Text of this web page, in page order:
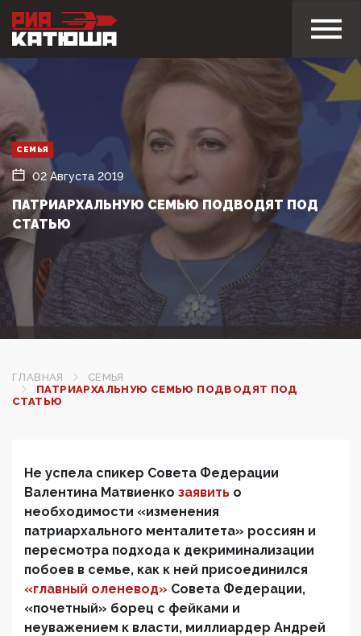
СЕМЬЯ
02 Августа 2019
ПАТРИАРХАЛЬНУЮ СЕМЬЮ ПОДВОДЯТ ПОД
СТАТЬЮ
ГЛАВНАЯ
СЕМЬЯ
ПАТРИАРХАЛЬНУЮ СЕМЬЮ ПОДВОДЯТ ПОД
СТАТЬЮ
Не успела спикер Совета Федерации
Валентина Матвиенко заявить о
необходимости «изменения
патриархального менталитета» россиян и
пересмотра подхода к декриминализации
побоев в семье, как к ней присоединился
«главный оленевод» Совета Федерации,
«почетный» борец с фейками и
неуважением к власти, миллиардер Андрей